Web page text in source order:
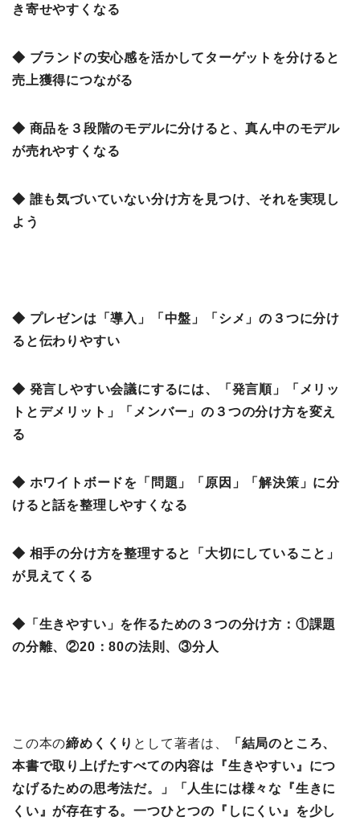
き寄せやすくなる
◆ ブランドの安心感を活かしてターゲットを分けると
売上獲得につながる
◆ 商品を３段階のモデルに分けると、真ん中のモデル
が売れやすくなる
◆ 誰も気づいていない分け方を見つけ、それを実現し
よう
◆ プレゼンは「導入」「中盤」「シメ」の３つに分け
ると伝わりやすい
◆ 発言しやすい会議にするには、「発言順」「メリッ
トとデメリット」「メンバー」の３つの分け方を変え
る
◆ ホワイトボードを「問題」「原因」「解決策」に分
けると話を整理しやすくなる
◆ 相手の分け方を整理すると「大切にしていること」
が見えてくる
◆「生きやすい」を作るための３つの分け方：①課題
の分離、②20：80の法則、③分人
この本の締めくくり として著者は、
「結局のところ、
本書で取り上げたすべての内容は『生きやすい』につ
なげるための思考法だ。」「人生には様々な『生きに
くい』が存在する。一つひとつの『しにくい』を少し